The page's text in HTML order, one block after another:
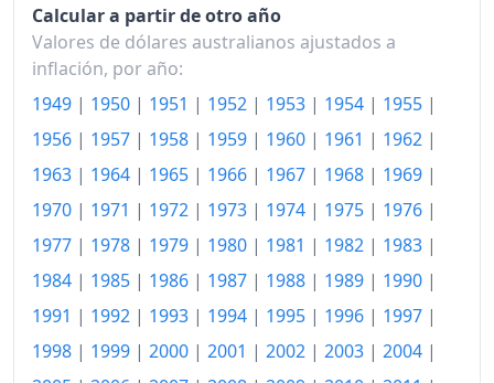
1995
728.29
1997
749.02
1998
755.46
1999
766.67
2000
800.84
2001
836.13
2002
861.06
Calcular a partir de otro año
Valores de dólares australianos ajustados a
inflación, por año:
1949 | 1950 | 1951 | 1952 | 1953 | 1954 | 1955 |
1956 | 1957 | 1958 | 1959 | 1960 | 1961 | 1962 |
1963 | 1964 | 1965 | 1966 | 1967 | 1968 | 1969 |
1970 | 1971 | 1972 | 1973 | 1974 | 1975 | 1976 |
1977 | 1978 | 1979 | 1980 | 1981 | 1982 | 1983 |
1984 | 1985 | 1986 | 1987 | 1988 | 1989 | 1990 |
1991 | 1992 | 1993 | 1994 | 1995 | 1996 | 1997 |
1998 | 1999 | 2000 | 2001 | 2002 | 2003 | 2004 |